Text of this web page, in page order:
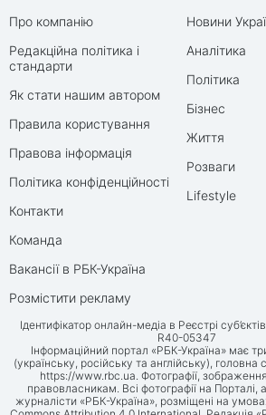
Про компанію
Редакційна політика і
стандарти
Як стати нашим автором
Правила користування
Правова інформація
Політика конфіденційності
Контакти
Команда
Вакансії в РБК-Україна
Розмістити рекламу
Новини
Аналітика
Політика
Бізнес
Життя
Розваги
Lifestyle
Ідентифікатор онлайн-медіа в Реєстрі
R40-05347
Інформаційний портал «РБК-Україна» має
(українську, російську та англійську), головна
https://www.rbc.ua. Фотографії,
правовласникам. Всі фотографії на Порталі,
журналісти «РБК-Україна», розміщені на